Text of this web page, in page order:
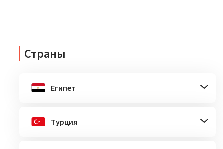
Страны
Египет
Турция